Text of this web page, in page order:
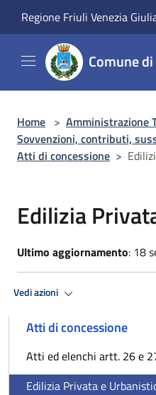
Regione Friuli Venezia
Comune
Home > Amministrazione
Sovvenzioni, contributi,
Atti di concessione >
Edilizia
Ultimo aggiornamento: 18
Vedi azioni
Atti di concessione
Atti ed elenchi artt. 26 e
Edilizia Privata e